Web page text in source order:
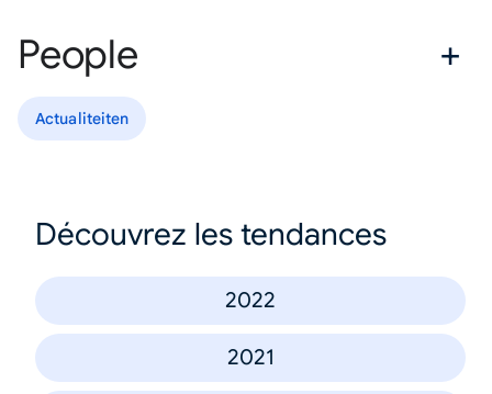
People
Actualiteiten
Découvrez les tendances
2022
2021